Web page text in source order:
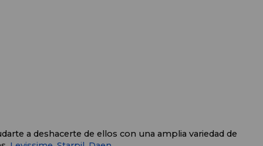
a deshacerte de ellos con una amplia variedad de